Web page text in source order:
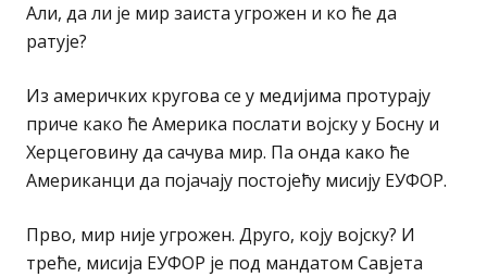
Али, да ли је мир заиста угрожен и ко ће да
ратује?
Из америчких кругова се у медијима протурају
приче како ће Америка послати војску у Босну и
Херцеговину да сачува мир. Па онда како ће
Американци да појачају постојећу мисију ЕУФОР.
Прво, мир није угрожен. Друго, коју војску? И
треће, мисија ЕУФОР је под мандатом Савјета